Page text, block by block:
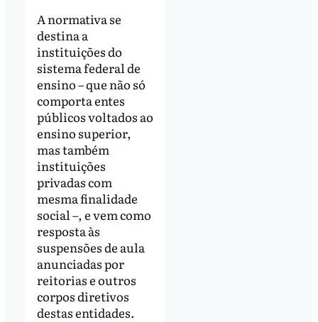
A normativa se
destina a
instituições do
sistema federal de
ensino – que não só
comporta entes
públicos voltados ao
ensino superior,
mas também
instituições
privadas com
mesma finalidade
social –, e vem como
resposta às
suspensões de aula
anunciadas por
reitorias e outros
corpos diretivos
destas entidades.